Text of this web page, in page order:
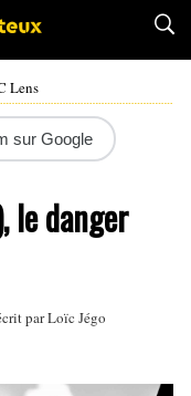
Lens
sur Google
le danger
parLoïc Jégo